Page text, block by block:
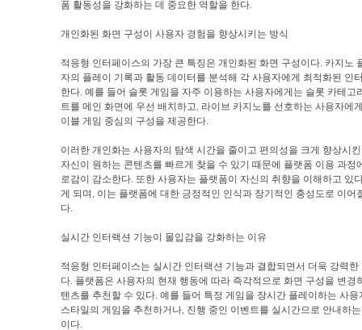
폼 활동성을 강화하는 데 중요한 역할을 한다.
개인화된 화면 구성이 사용자 경험을 향상시키는 방식
적응형 인터페이스의 가장 큰 특징은 개인화된 화면 구성이다. 카지노
자의 플레이 기록과 활동 데이터를 분석해 각 사용자에게 최적화된 인
한다. 예를 들어 슬롯 게임을 자주 이용하는 사용자에게는 슬롯 카테고
트를 메인 화면에 우선 배치하고, 라이브 카지노를 선호하는 사용자에
이블 게임 중심의 구성을 제공한다.
이러한 개인화는 사용자의 탐색 시간을 줄이고 편의성을 크게 향상시
자신이 원하는 콘텐츠를 빠르게 찾을 수 있기 때문에 플랫폼 이용 과정
로감이 감소한다. 또한 사용자는 플랫폼이 자신의 취향을 이해하고 있
게 되며, 이는 플랫폼에 대한 긍정적인 인식과 장기적인 충성도로 이어
다.
실시간 인터랙션 기능이 몰입감을 강화하는 이유
적응형 인터페이스는 실시간 인터랙션 기능과 결합되면서 더욱 강력한
다. 플랫폼은 사용자의 현재 행동에 따라 즉각적으로 화면 구성을 변경
텐츠를 추천할 수 있다. 예를 들어 특정 게임을 장시간 플레이하는 사용
스타일의 게임을 추천하거나, 진행 중인 이벤트를 실시간으로 안내하
이다.